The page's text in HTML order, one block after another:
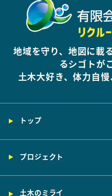
地域を守り、地図に載
るシゴトが
土木大好き、体力自
トップ
プロジェクト
土木のミライ